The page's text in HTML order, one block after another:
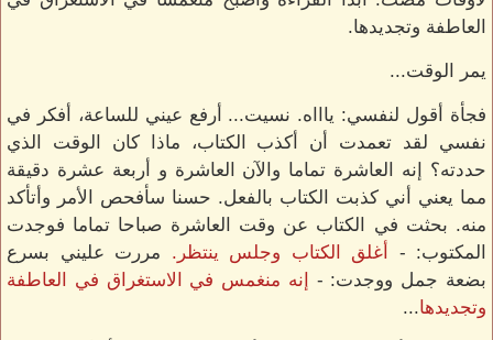
العاطفة وتجديدها.
يمر الوقت...
فجأة أقول لنفسي: ياااه. نسيت... أرفع عيني للساعة، أفكر في
نفسي لقد تعمدت أن أكذب الكتاب، ماذا كان الوقت الذي
حددته؟ إنه العاشرة تماما والآن العاشرة و أربعة عشرة دقيقة
مما يعني أني كذبت الكتاب بالفعل. حسنا سأفحص الأمر وأتأكد
منه. بحثت في الكتاب عن وقت العاشرة صباحا تماما فوجدت
المكتوب: -
أغلق الكتاب وجلس ينتظر. مررت عليني بسرع
بضعة جمل ووجدت: -
إنه منغمس في الاستغراق في العاطفة
وتجديدها...